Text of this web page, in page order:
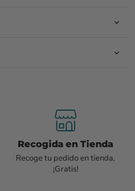
Recogida en Tienda
Recoge tu pedido en tienda,
¡Gratis!